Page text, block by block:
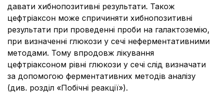
давати хибнопозитивні результати. Також
цефтріаксон може спричиняти хибнопозитивні
результати при проведенні проби на галактоземію,
при визначенні глюкози у сечі неферментативними
методами. Тому впродовж лікування
цефтріаксоном рівні глюкози у сечі слід визначати
за допомогою ферментативних методів аналізу
(див. розділ «Побічні реакції»).